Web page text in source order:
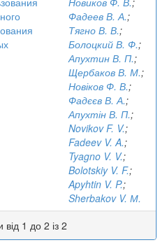
Фадеев В. А.;
Тягно В. В.;
Болоцкий В. Ф.;
Апухтин В. П.;
Щербаков В. М.;
Новіков Ф. В.;
Фадєєв В. А.;
Апухтін В. П.;
Novikov F. V.;
Fadeev V. A.;
Tyagno V. V.;
Bolotskiy V. F.;
Apyhtin V. P.;
Sherbakov V. М.
від 1 до 2 із 2